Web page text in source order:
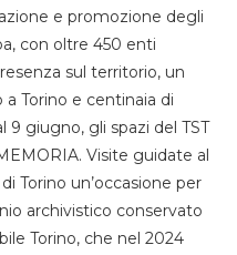
e promozione degli
con oltre 450 enti
sul territorio, un
Torino e centinaia di
9 giugno, gli spazi del TST
Visite guidate al
Torino un’occasione per
archivistico conservato
Torino, che nel 2024